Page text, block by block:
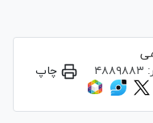
۴۸۸۹۸۸۳ چاپ